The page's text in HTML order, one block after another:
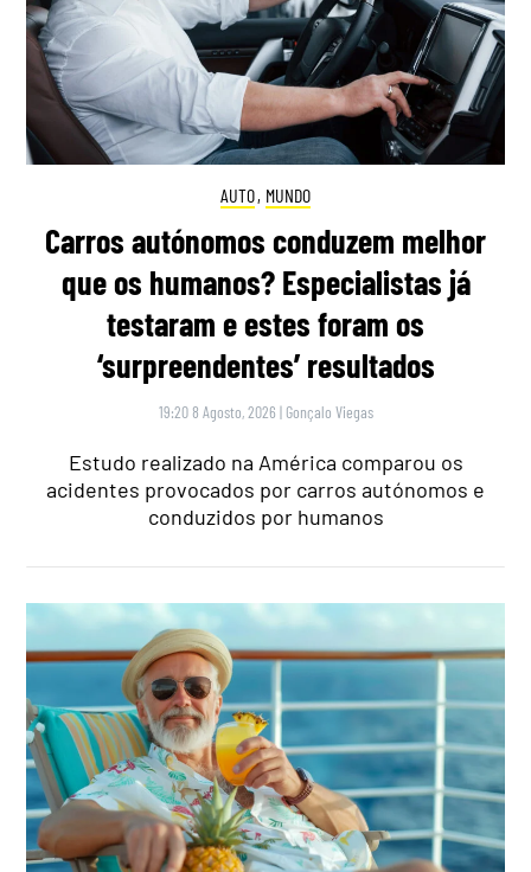
AUTO, MUNDO
Carros autónomos conduzem melhor
que os humanos? Especialistas já
testaram e estes foram os
‘surpreendentes’ resultados
19:20 8 Agosto, 2026 | Gonçalo Viegas
Estudo realizado na América comparou os
acidentes provocados por carros autónomos e
conduzidos por humanos